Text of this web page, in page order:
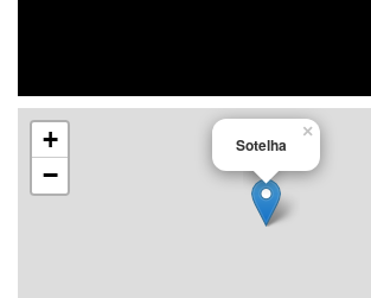
Sotelha
×
+
−